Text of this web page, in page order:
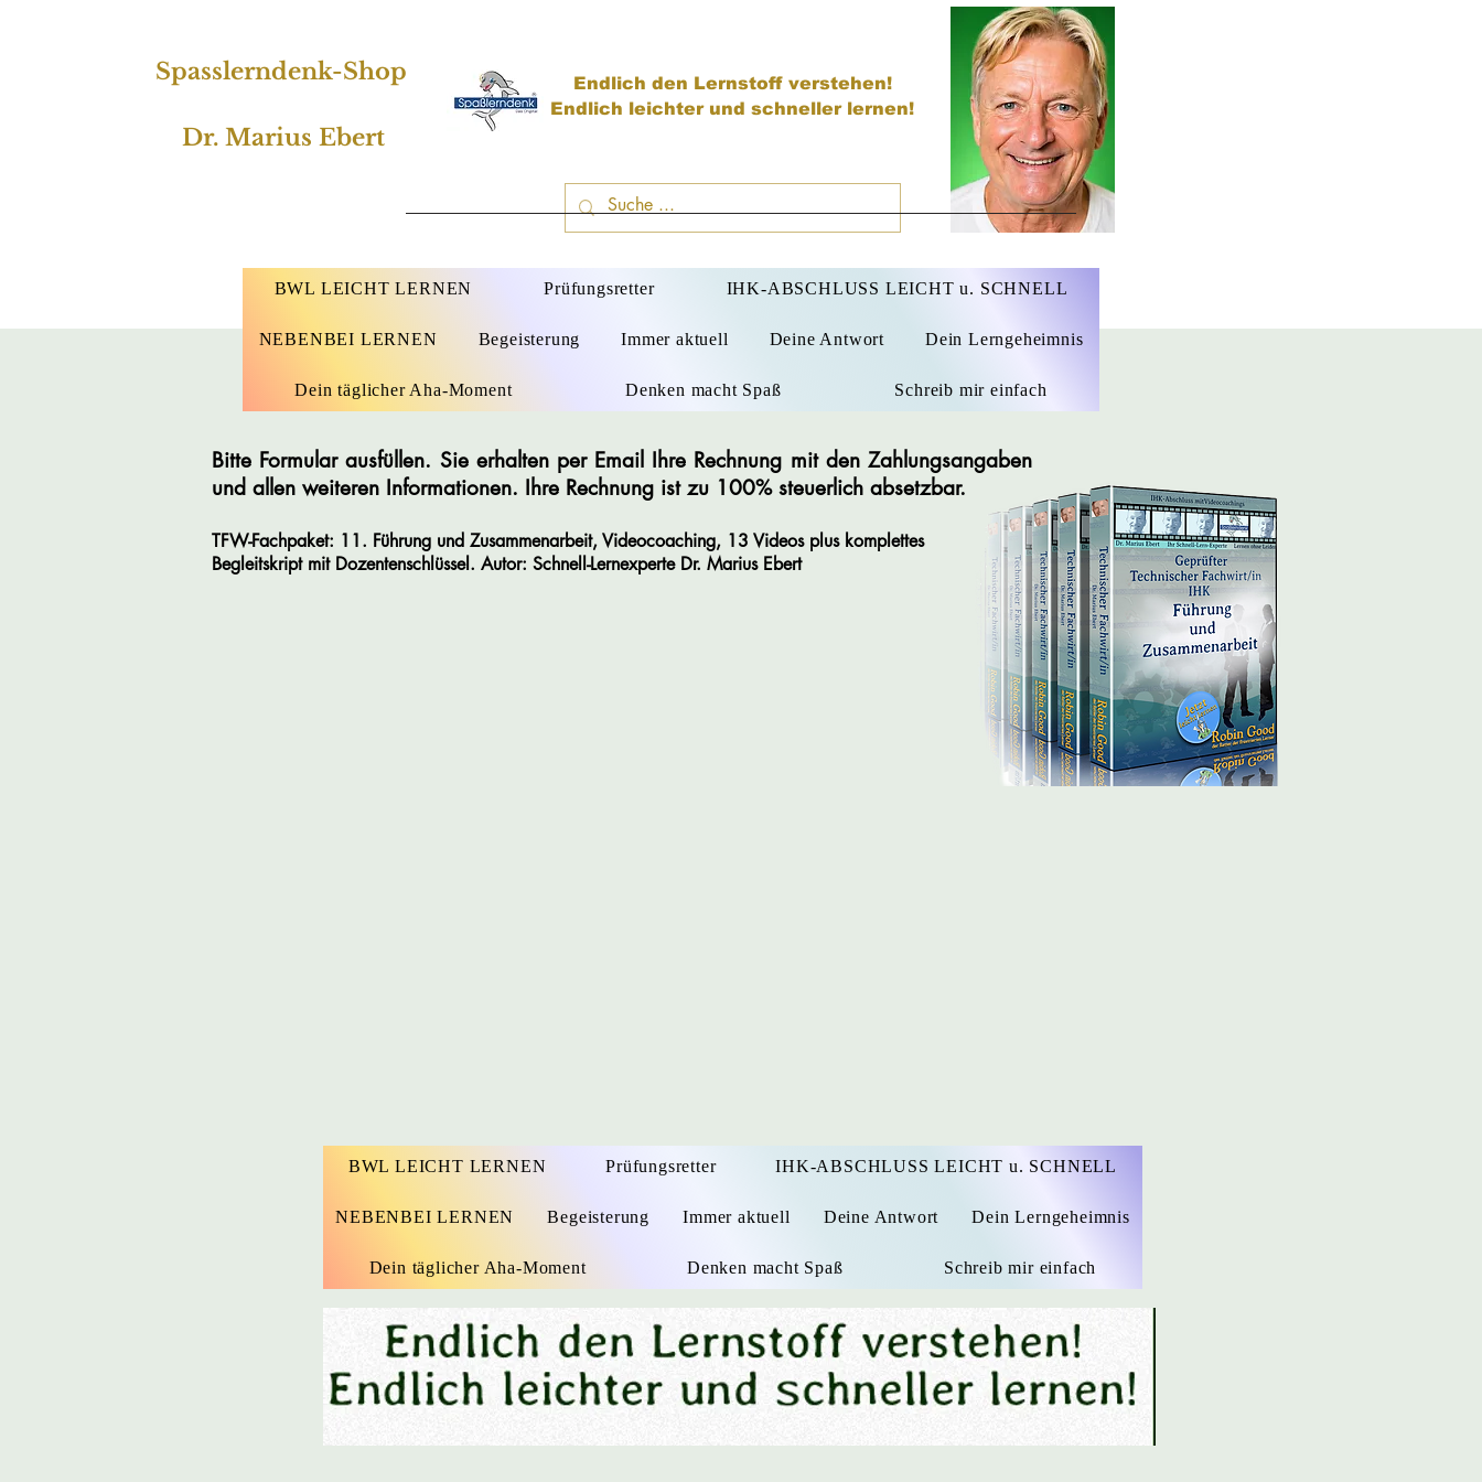
Spasslerndenk-Shop
Dr. Marius Ebert
Endlich den Lernstoff verstehen!
Endlich leichter und schneller lernen!
Dr. Marius Ebert
BWL LEICHT LERNEN Prüfungsretter IHK-ABSCHLUSS LEICHT u. SCHNELL
NEBENBEI LERNEN Begeisterung Immer aktuell Deine Antwort Dein Lerngeheimnis
Dein täglicher Aha-Moment Denken macht Spaß Schreib mir einfach
Bitte Formular ausfüllen. Sie erhalten per Email Ihre Rechnung mit den Zahlungsangaben
und allen weiteren Informationen. Ihre Rechnung ist zu 100% steuerlich absetzbar.
TFW-Fachpaket: 11. Führung und Zusammenarbeit, Videocoaching, 13 Videos plus komplettes
Begleitskript mit Dozentenschlüssel. Autor: Schnell-Lernexperte Dr. Marius Ebert
BWL LEICHT LERNEN Prüfungsretter IHK-ABSCHLUSS LEICHT u. SCHNELL
NEBENBEI LERNEN Begeisterung Immer aktuell Deine Antwort Dein Lerngeheimnis
Dein täglicher Aha-Moment Denken macht Spaß Schreib mir einfach